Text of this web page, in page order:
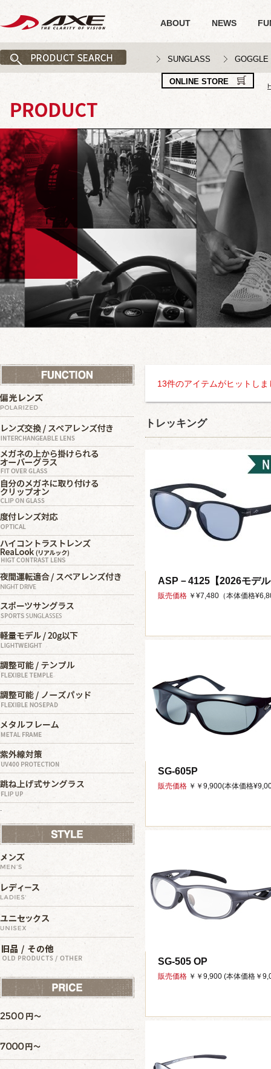
ABOUT NEWS
SUNGLASS GOGGLE
ONLINE STORE
.
13件のアイテムがヒットしま
トレッキング
ASP－4125【2026モデ
販売価格 ￥¥7,480（本体価格
SG-605P
販売価格 ￥￥9,900(本体価格
SG-505 OP
販売価格 ￥￥9,900 (本体価格￥